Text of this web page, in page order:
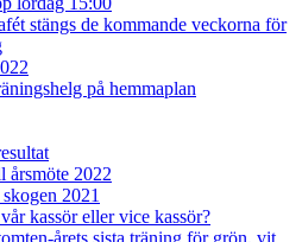
stängs de kommande veckorna för
på hemmaplan
årsmöte 2022
2021
kassör eller vice kassör?
årets sista träning för grön, vit